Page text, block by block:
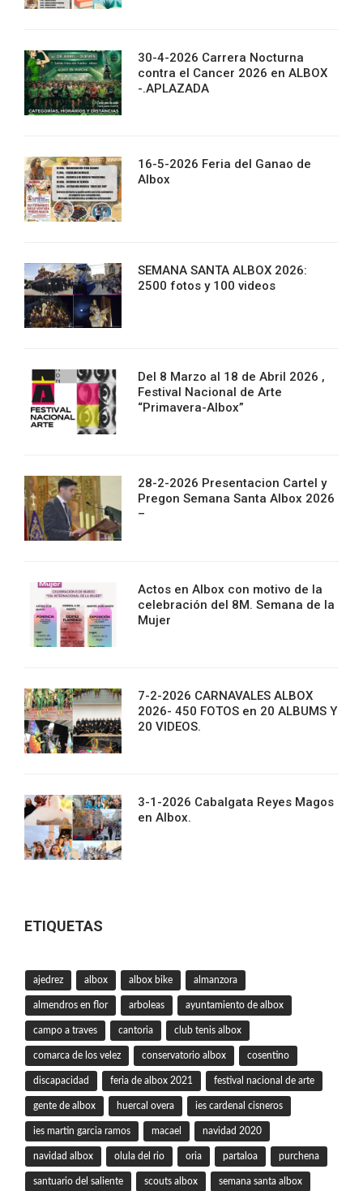
30-4-2026 Carrera Nocturna
contra el Cancer 2026 en ALBOX
-.APLAZADA
16-5-2026 Feria del Ganao de
Albox
SEMANA SANTA ALBOX 2026:
2500 fotos y 100 videos
Del 8 Marzo al 18 de Abril 2026 ,
Festival Nacional de Arte
“Primavera-Albox”
28-2-2026 Presentacion Cartel y
Pregon Semana Santa Albox 2026
–
Actos en Albox con motivo de la
celebración del 8M. Semana de la
Mujer
7-2-2026 CARNAVALES ALBOX
2026- 450 FOTOS en 20 ALBUMS Y
20 VIDEOS.
3-1-2026 Cabalgata Reyes Magos
en Albox.
ETIQUETAS
ajedrez albox albox bike almanzora
almendros en flor arboleas ayuntamiento de albox
campo a traves cantoria club tenis albox
comarca de los velez conservatorio albox cosentino
discapacidad feria de albox 2021 festival nacional de arte
gente de albox huercal overa ies cardenal cisneros
ies martin garcia ramos macael navidad 2020
navidad albox olula del rio oria partaloa purchena
santuario del saliente scouts albox semana santa albox